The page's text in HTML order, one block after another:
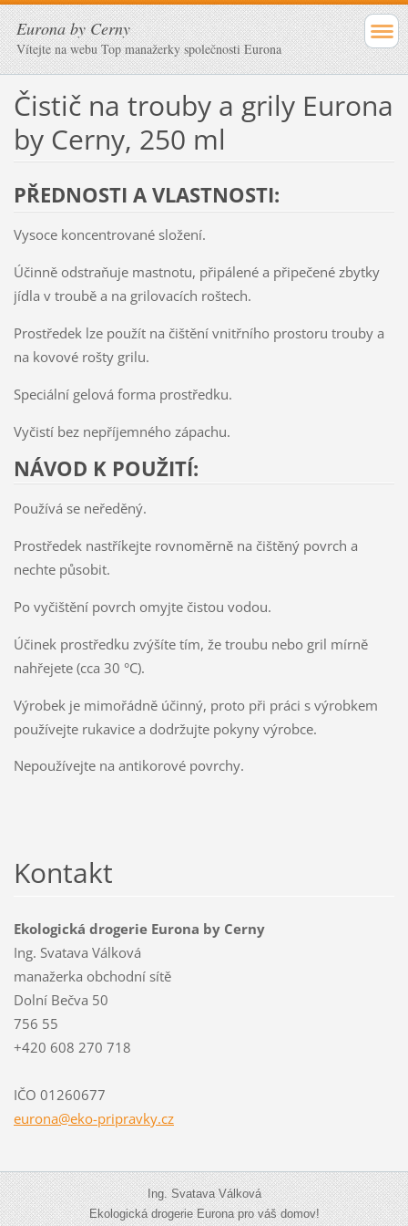
Eurona by Cerny
Vítejte na webu Top manažerky společnosti Eurona
Čistič na trouby a grily Eurona
by Cerny, 250 ml
PŘEDNOSTI A VLASTNOSTI:
Vysoce koncentrované složení.
Účinně odstraňuje mastnotu, připálené a připečené zbytky
jídla v troubě a na grilovacích roštech.
Prostředek lze použít na čištění vnitřního prostoru trouby a
na kovové rošty grilu.
Speciální gelová forma prostředku.
Vyčistí bez nepříjemného zápachu.
NÁVOD K POUŽITÍ:
Používá se neředěný.
Prostředek nastříkejte rovnoměrně na čištěný povrch a
nechte působit.
Po vyčištění povrch omyjte čistou vodou.
Účinek prostředku zvýšíte tím, že troubu nebo gril mírně
nahřejete (cca 30 °C).
Výrobek je mimořádně účinný, proto při práci s výrobkem
používejte rukavice a dodržujte pokyny výrobce.
Nepoužívejte na antikorové povrchy.
Kontakt
Ekologická drogerie Eurona by Cerny
Ing. Svatava Válková
manažerka obchodní sítě
Dolní Bečva 50
756 55
+420 608 270 718
IČO 01260677
eurona@eko-pripravky.cz
Ing. Svatava Válková
Ekologická drogerie Eurona pro váš domov!